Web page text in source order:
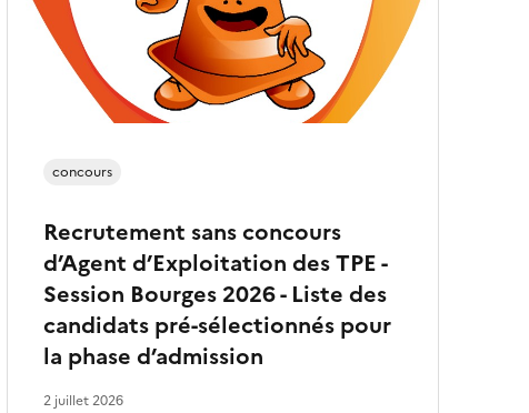
a
r
t
i
c
Recrutement sans concours
d’Agent d’Exploitation des TPE -
Session Bourges 2026 - Liste des
candidats pré-sélectionnés pour
la phase d’admission
concours
2 juillet 2026